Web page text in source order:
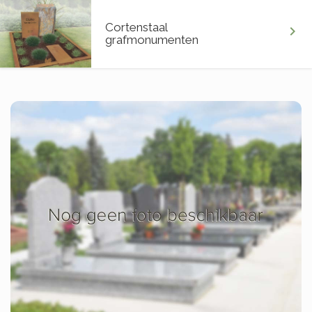
Cortenstaal
grafmonumenten
chevron_right